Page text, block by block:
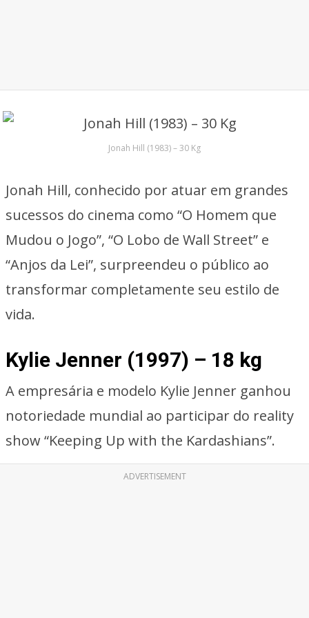
Jonah Hill (1983) – 30 Kg
Jonah Hill, conhecido por atuar em grandes
sucessos do cinema como “O Homem que
Mudou o Jogo”, “O Lobo de Wall Street” e
“Anjos da Lei”, surpreendeu o público ao
transformar completamente seu estilo de
vida.
Kylie Jenner (1997) – 18 kg
A empresária e modelo Kylie Jenner ganhou
notoriedade mundial ao participar do reality
show “Keeping Up with the Kardashians”.
ADVERTISEMENT